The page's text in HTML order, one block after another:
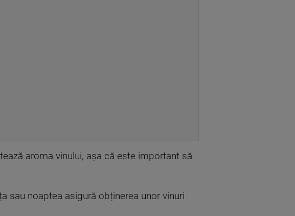
aroma vinului, așa că este important să
sau noaptea asigură obținerea unor vinuri